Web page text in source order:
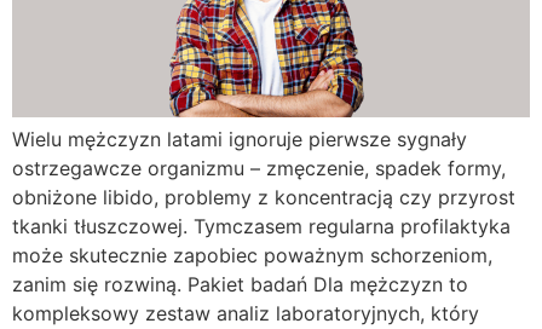
Wielu mężczyzn latami ignoruje pierwsze sygnały
ostrzegawcze organizmu – zmęczenie, spadek formy,
obniżone libido, problemy z koncentracją czy przyrost
tkanki tłuszczowej. Tymczasem regularna profilaktyka
może skutecznie zapobiec poważnym schorzeniom,
zanim się rozwiną. Pakiet badań Dla mężczyzn to
kompleksowy zestaw analiz laboratoryjnych, który